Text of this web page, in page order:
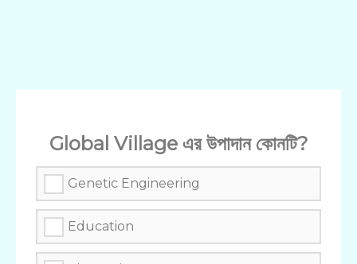
Global Village এর উপাদান কোনটি?
Genetic Engineering
Education